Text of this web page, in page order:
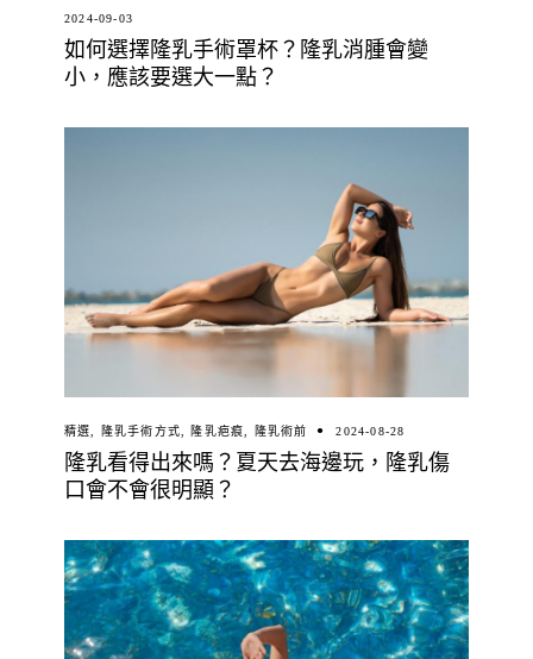
2024-09-03
如何選擇隆乳手術罩杯？隆乳消腫會變
小，應該要選大一點？
精選 隆乳手術方式 隆乳疤痕 隆乳術前 2024-08-28
隆乳看得出來嗎？夏天去海邊玩，隆乳傷
口會不會很明顯？